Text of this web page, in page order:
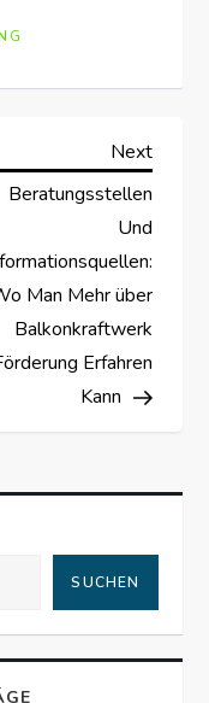
Next
Post
Next
Beratungsstellen
Und
Man Mehr über
Balkonkraftwerk
Erfahren
Kann
SUCHEN